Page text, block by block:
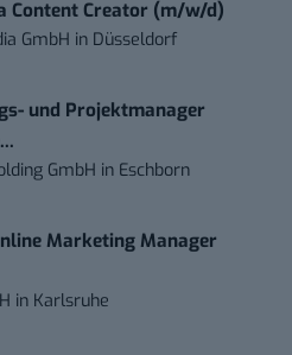
Content Creator (m/w/d)
GmbH in Düsseldorf
und Projektmanager
GmbH in Eschborn
Marketing Manager
in Karlsruhe